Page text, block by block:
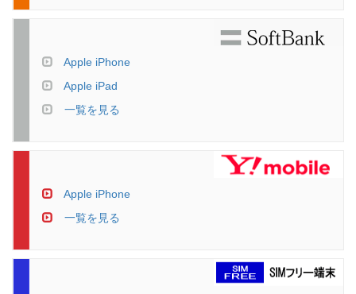
Apple iPhone
Apple iPad
一覧を見る
Apple iPhone
一覧を見る